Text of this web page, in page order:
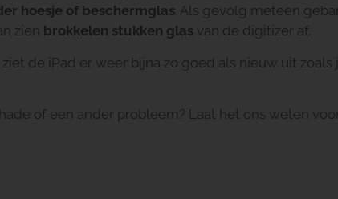
hoesje of beschermglas. Als gevolg meteen
zien brokkelen stukken glas van de digitizer af.
ziet de iPad er weer bijna zo goed als nieuw uit zoals
of een ander probleem? Laat het ons weten